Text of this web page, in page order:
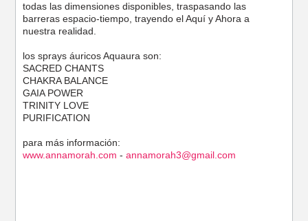
todas las dimensiones disponibles, traspasando las
barreras espacio-tiempo, trayendo el Aquí y Ahora a
nuestra realidad.
los sprays áuricos Aquaura son:
SACRED CHANTS
CHAKRA BALANCE
GAIA POWER
TRINITY LOVE
PURIFICATION
para más información:
www.annamorah.com - annamorah3@gmail.com